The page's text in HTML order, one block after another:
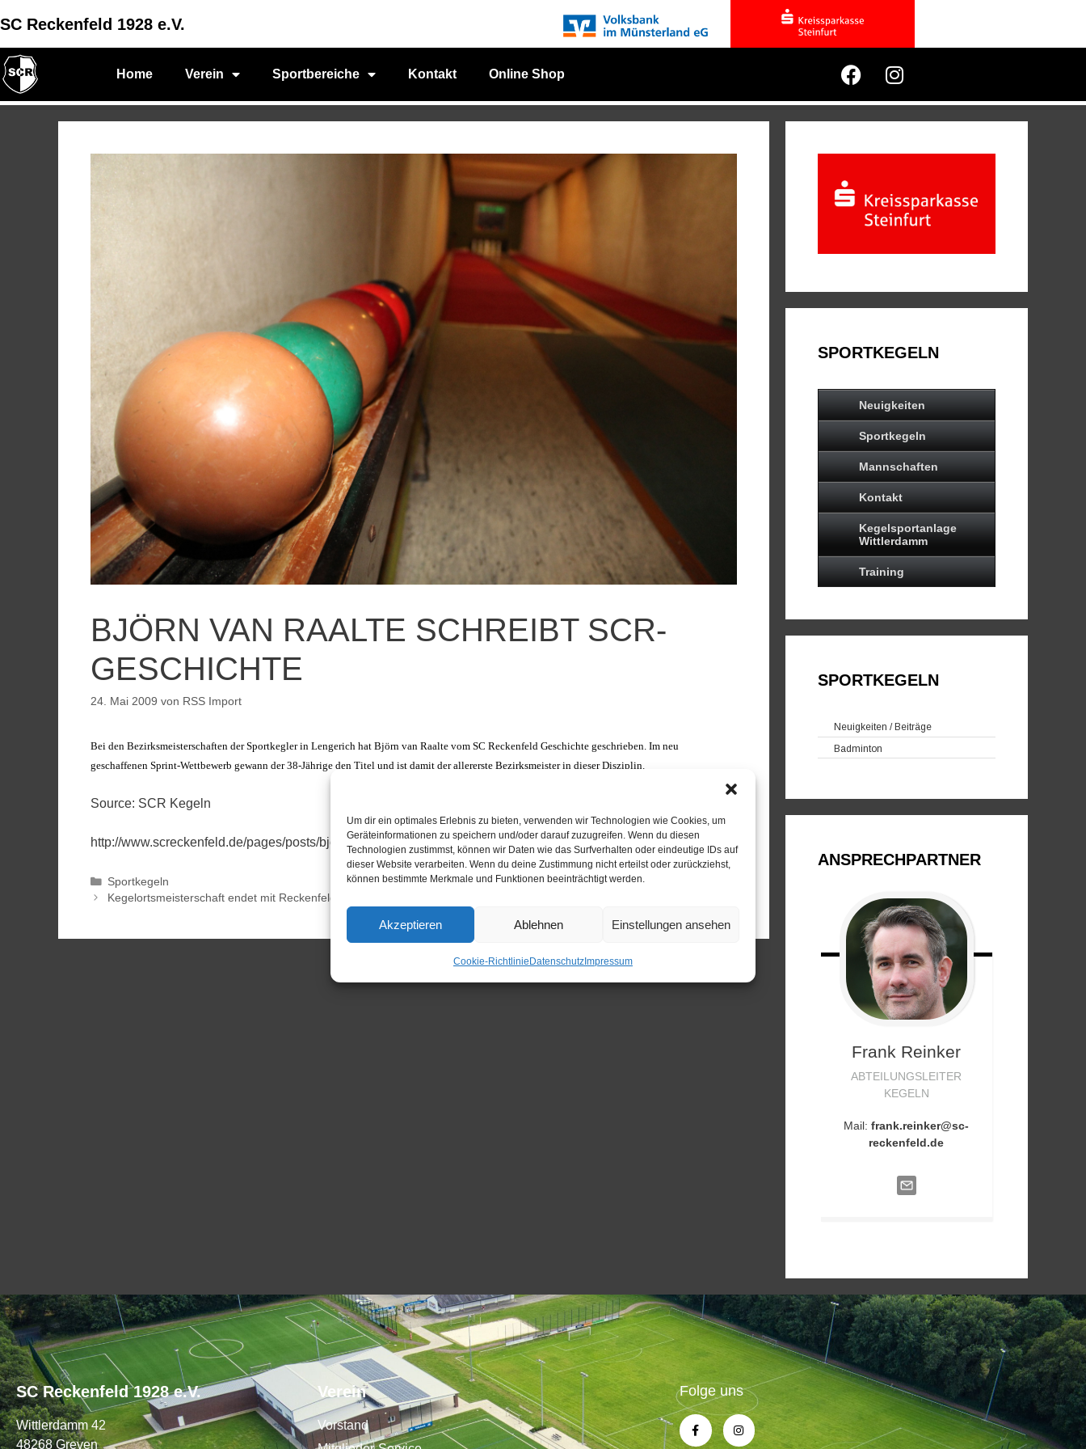
Um dir ein optimales Erlebnis zu bieten, verwenden wir Technologien wie Cookies, um
Geräteinformationen zu speichern und/oder darauf zuzugreifen. Wenn du diesen
Technologien zustimmst, können wir Daten wie das Surfverhalten oder eindeutige IDs auf
dieser Website verarbeiten. Wenn du deine Zustimmung nicht erteilst oder zurückziehst,
können bestimmte Merkmale und Funktionen beeinträchtigt werden.
Akzeptieren Ablehnen Einstellungen ansehen
Cookie-Richtlinie DatenschutzImpressum
SC Reckenfeld 1928 e.V.
Home Verein Sportbereiche Kontakt Online Shop
BJÖRN VAN RAALTE SCHREIBT SCR-
GESCHICHTE
24. Mai 2009 von RSS Import
Bei den Bezirksmeisterschaften der Sportkegler in Lengerich hat Björn van Raalte vom SC Reckenfeld Geschichte geschrieben. Im neu
geschaffenen Sprint-Wettbewerb gewann der 38-Jährige den Titel und ist damit der allererste Bezirksmeister in dieser Disziplin.
Source: SCR Kegeln
http://www.screckenfeld.de/pages/posts/bjoern-van-raalte-schreibt-scr-geschichte2.php
Sportkegeln
Kegelortsmeisterschaft endet mit Reckenfelder Kegelparty
SPORTKEGELN
Neuigkeiten
Sportkegeln
Mannschaften
Kontakt
Kegelsportanlage
Wittlerdamm
Training
SPORTKEGELN
Neuigkeiten / Beiträge
Badminton
ANSPRECHPARTNER
Frank Reinker
ABTEILUNGSLEITER
KEGELN
Mail:frank.reinker@sc-
reckenfeld.de
SC Reckenfeld 1928 e.V.
Wittlerdamm 42
48268 Greven
Verein
Vorstand
Folge uns